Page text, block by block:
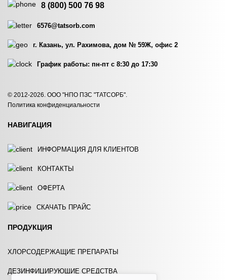
ЗАКАЗАТЬ
ЗАКАЗАТЬ
HYDROCHEM 125
ЗАКАЗАТЬ
8 (800) 500 76 98
6576@tatsorb.com
г. Казань, ул. Рахимова, дом № 59Ж, офис 2
График работы: пн-пт с 8:30 до 17:30
© 2012-2026. ООО "НПО ПЗС "ТАТСОРБ".
Политика конфиденциальности
НАВИГАЦИЯ
ИНФОРМАЦИЯ ДЛЯ КЛИЕНТОВ
КОНТАКТЫ
ОФЕРТА
СКАЧАТЬ ПРАЙС
ПРОДУКЦИЯ
ХЛОРСОДЕРЖАЩИЕ ПРЕПАРАТЫ
ДЕЗИНФИЦИРУЮЩИЕ СРЕДСТВА